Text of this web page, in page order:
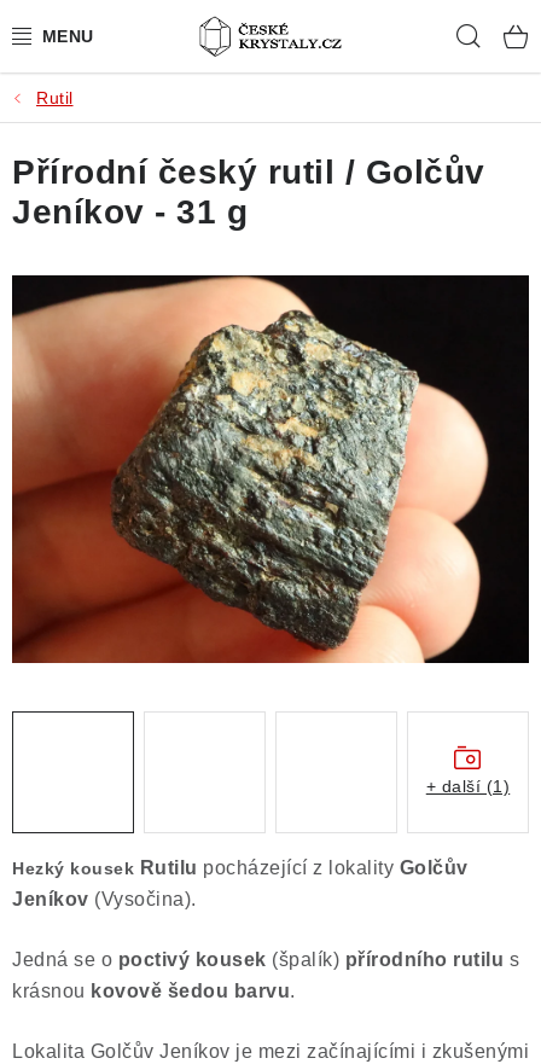
na
PŘÍRODNÍ KAMENY
BROUŠENÉ KAMENY
MISTROVSKÉ KRYSTALY
ŠPERKY S KAMENY
VIDEOGALERIE
KONTAKT
Obchodní podmínky
Podmínky ochrany osobních údajů
Poučení o právu na odstoupení od smlouvy
Puncovní značky
Výkup minerálů a drahých kamenů
Kontakt
Rutil
Hezký kousek Rutilu pocházející z lokality Golčův
Jeníkov (Vysočina).
Jedná se o poctivý kousek (špalík) přírodního rutilu s
krásnou kovově šedou barvu.
Lokalita Golčův Jeníkov je mezi začínajícími i zkušenými
Přírodní český rutil / Golčův
Jeníkov - 31 g
+ další (1)